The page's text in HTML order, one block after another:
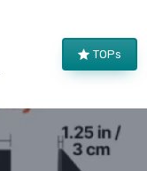
TOPs